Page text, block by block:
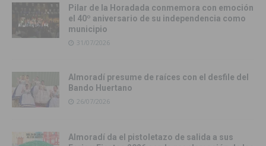
Pilar de la Horadada conmemora con emoción
el 40º aniversario de su independencia como
municipio
31/07/2026
Almoradí presume de raíces con el desfile del
Bando Huertano
26/07/2026
Almoradí da el pistoletazo de salida a sus